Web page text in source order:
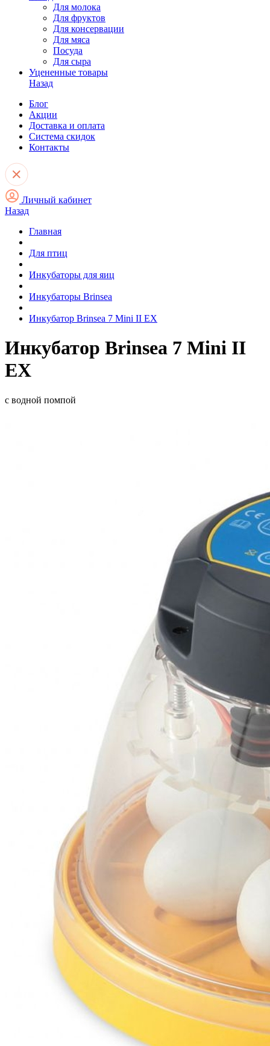
Для молока
Для фруктов
Для консервации
Для мяса
Посуда
Для сыра
Уцененные товары
Назад
Блог
Акции
Доставка и оплата
Система скидок
Контакты
Личный кабинет
Назад
Главная
Для птиц
Инкубаторы для яиц
Инкубаторы Brinsea
Инкубатор Brinsea 7 Mini II EX
Инкубатор Brinsea 7 Mini II
EX
с водной помпой